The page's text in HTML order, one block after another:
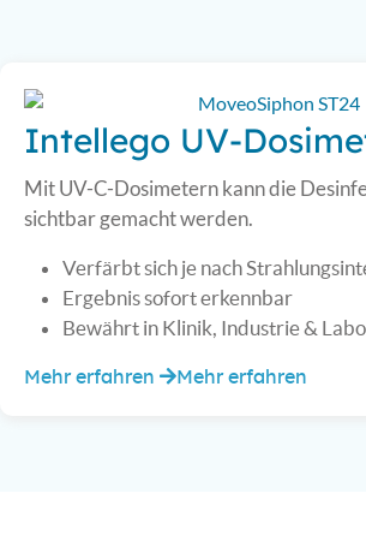
Intellego UV-
Mit UV-C-Dosimetern kann die
sichtbar gemacht werden.
Verfärbt sich je nach
Ergebnis sofort erkennbar
Bewährt in Klinik, Industrie &
Mehr erfahren Mehr erfahren